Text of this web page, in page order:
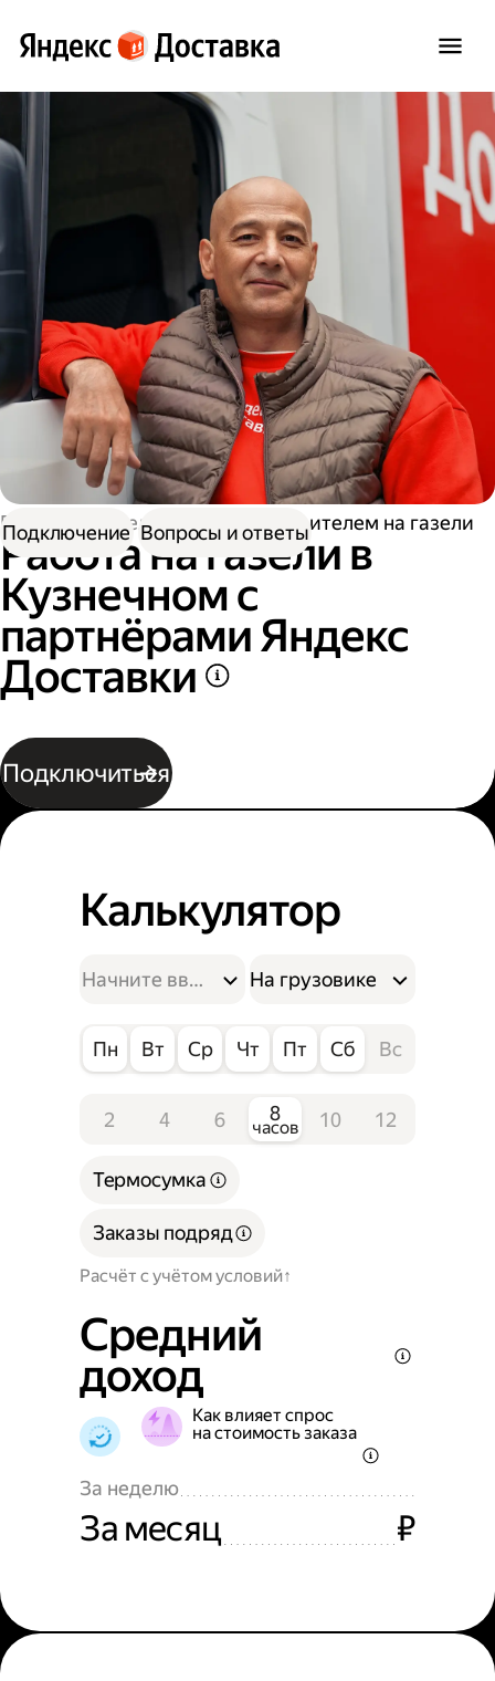
Работа водителем Работа водителем на газели
Работа на газели в
Кузнечном с
партнёрами Яндекс
Доставки
Подключиться
Подключение Вопросы и ответы
Калькулятор
На грузовике
Пн Вт Ср Чт Пт Сб Вс
2 4 6 8
часов 10 12
Расчёт с учётом условий
Термосумка
Заказы подряд
Средний
доход
Как влияет спрос
на стоимость заказа
За неделю
За месяц ₽